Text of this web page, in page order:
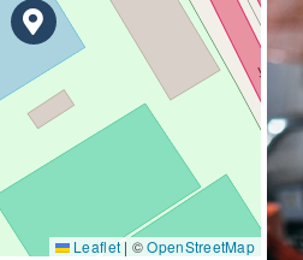
Leaflet| ©OpenStreetMap